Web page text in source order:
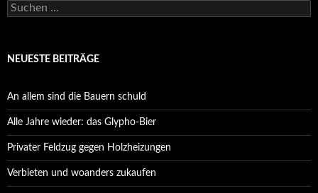
Suchen
nach:
NEUESTE BEITRÄGE
An allem sind die Bauern schuld
Alle Jahre wieder: das Glypho-Bier
Privater Feldzug gegen Holzheizungen
Verbieten und woanders zukaufen